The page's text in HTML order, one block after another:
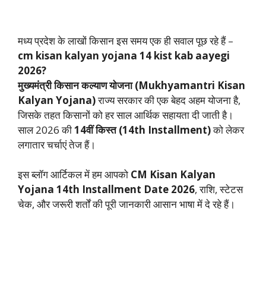
मध्य प्रदेश के लाखों किसान इस समय एक ही सवाल पूछ रहे हैं –
cm kisan kalyan yojana 14 kist kab aayegi
2026?
मुख्यमंत्री किसान कल्याण योजना (Mukhyamantri Kisan
Kalyan Yojana)राज्य सरकार की एक बेहद अहम योजना है,
जिसके तहत किसानों को हर साल आर्थिक सहायता दी जाती है।
साल 2026 की14वीं किस्त (14th Installment)को लेकर
लगातार चर्चाएं तेज हैं।
इस ब्लॉग आर्टिकल में हम आपको CM Kisan Kalyan
Yojana 14th Installment Date 2026, राशि, स्टेटस
चेक, और जरूरी शर्तों की पूरी जानकारी आसान भाषा में दे रहे हैं।